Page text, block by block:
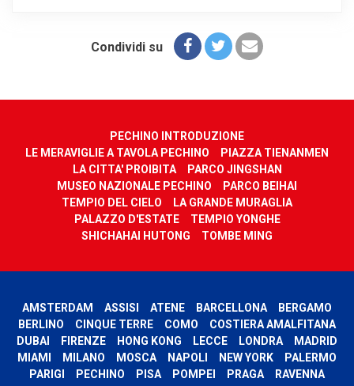
Condividi su
PECHINO INTRODUZIONE
LE MERAVIGLIE A TAVOLA PECHINO
PIAZZA TIENANMEN
LA CITTA' PROIBITA
PARCO JINGSHAN
MUSEO NAZIONALE PECHINO
PARCO BEIHAI
TEMPIO DEL CIELO
LA GRANDE MURAGLIA
PALAZZO D'ESTATE
TEMPIO YONGHE
SHICHAHAI HUTONG
TOMBE MING
AMSTERDAM ASSISI ATENE BARCELLONA
BERGAMO
BERLINO
CINQUE TERRE COMO
COSTIERA AMALFITANA
DUBAI
FIRENZE HONG KONG LECCE LONDRA
MADRID
MIAMI
MILANO MOSCA NAPOLI NEW YORK
PALERMO
PARIGI
PECHINO PISA POMPEI PRAGA
RAVENNA